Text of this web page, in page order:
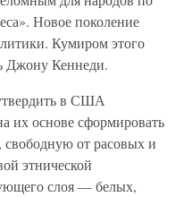
Новое поколение
Кумиром этого
Джону Кеннеди.
в США
их основе сформировать
от расовых и
этнической
слоя — белых,